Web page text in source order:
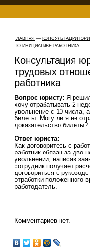
ГЛАВНАЯ — КОНСУЛЬТАЦИИ
ПО ИНИЦИАТИВЕ РАБОТНИКА
Консультация
трудовых
работника
Вопрос юристу: Я
хочу отрабатывать 2
увольнение с 10 числа,
билеты. Могу ли я не
доказательство билеты?
Ответ юриста:
Как договоритесь с
работник обязан за две
увольнении, написав
сотрудник получает
договориться с
отработки положенного
работодатель.
Комментариев нет.